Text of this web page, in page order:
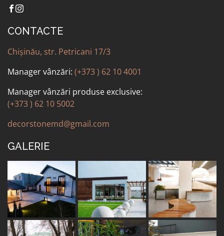
ALTELE
CONTACTE
Chișinău, str. Petricani 17/3
Manager vânzări: (+373 ) 62 10 4001
Manager vânzări produse exclusive:
(+373 ) 62 10 5002
decorstonemd@gmail.com
GALERIE